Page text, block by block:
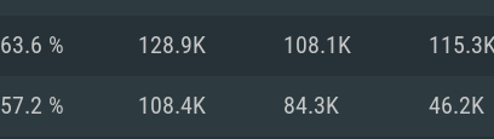
상
네트워크: 브로드밴드 인터넷
와 동급의 성능을 가지며 최신 그
지원하는 AMD RX 570 (6개월 미
63.6 % 128.9K 108.1K
57.2 % 108.4K 84.3K 46.2K